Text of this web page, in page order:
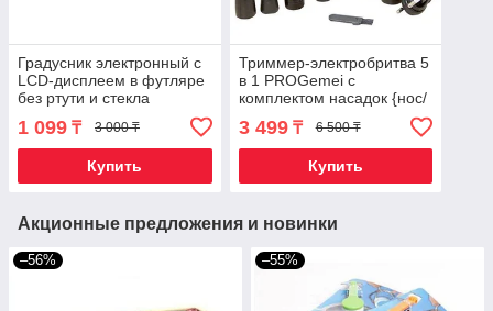
Градусник электронный с
LCD-дисплеем в футляре
без ртути и стекла
1 099 ₸ 3 000 ₸
Купить
Триммер-электробритва 5
в 1 PROGemei с
комплектом насадок {нос/
3 499₸ 6 500 ₸
Купить
Акционные предложения и новинки
–56% –55%